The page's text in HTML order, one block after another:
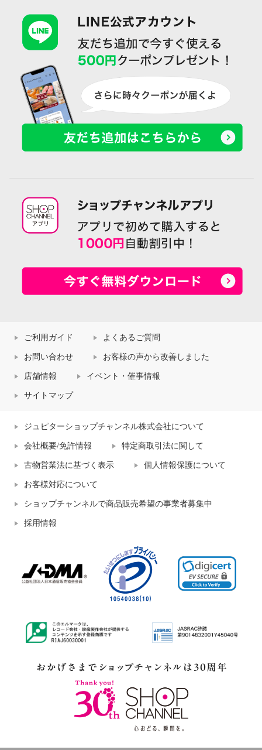
ご利用ガイド よくあるご質問
お問い合わせ お客様の声から改善しました
店舗情報 イベント・催事情報
サイトマップ
ジュピターショップチャンネル株式会社について
会社概要/免許情報 特定商取引法に関して
古物営業法に基づく表示 個人情報保護について
お客様対応について
ショップチャンネルで商品販売希望の事業者募集中
採用情報